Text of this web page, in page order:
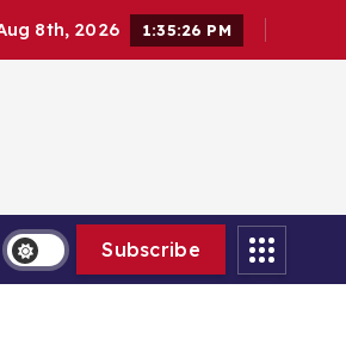
8th, 2026 1:35:27 PM
Subscribe